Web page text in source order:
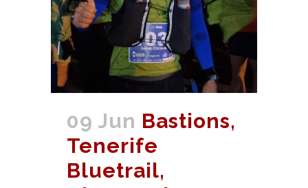
09 Jun Bastions,
Tenerife
Bluetrail,